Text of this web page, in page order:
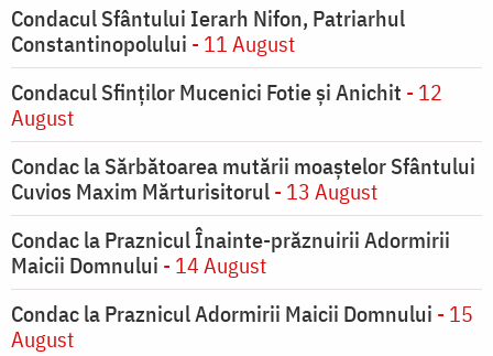
Condacul Sfântului Ierarh Nifon, Patriarhul
Constantinopolului - 11 August
Condacul Sfinţilor Mucenici Fotie şi Anichit - 12
August
Condac la Sărbătoarea mutării moaştelor Sfântului
Cuvios Maxim Mărturisitorul- 13 August
Condac la Praznicul Înainte-prăznuirii Adormirii
Maicii Domnului - 14 August
Condac la Praznicul Adormirii Maicii Domnului - 15
August